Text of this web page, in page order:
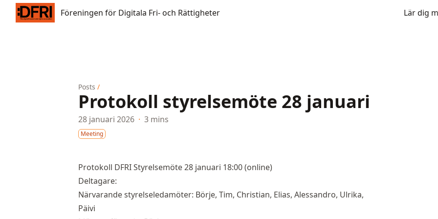
Föreningen för Digitala Fri- och Rättigheter
Föreningen för Digitala Fri- och Rättigheter Lär dig
Posts /
Protokoll styrelsemöte 28 januari
28 januari 2026 · 3 mins
Meeting
Protokoll DFRI Styrelsemöte 28 januari 18:00 (online)
Deltagare:
Närvarande styrelseledamöter: Börje, Tim, Christian, Elias, Alessandro, Ulrika,
Päivi